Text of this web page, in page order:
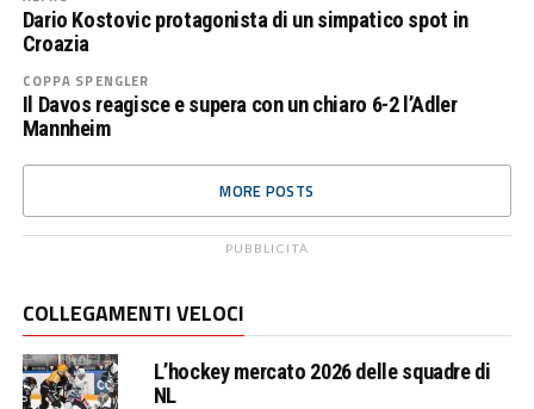
Dario Kostovic protagonista di un simpatico spot in
Croazia
COPPA SPENGLER
Il Davos reagisce e supera con un chiaro 6-2 l’Adler
Mannheim
MORE POSTS
PUBBLICITÀ
COLLEGAMENTI VELOCI
L’hockey mercato 2026 delle squadre di
NL